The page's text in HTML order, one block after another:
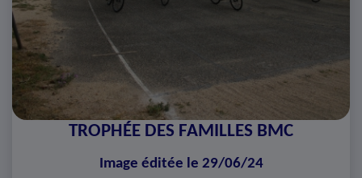
TROPHÉE DES FAMILLES BMC
Image éditée le 29/06/24